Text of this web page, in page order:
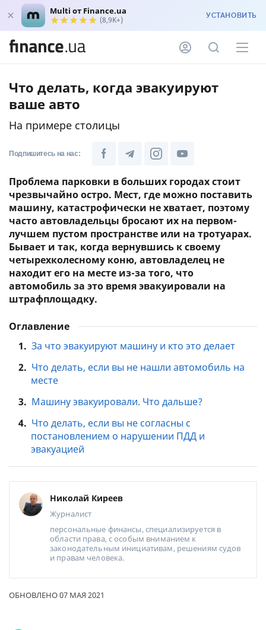
Multi от Finance.ua
(8,9K+) УСТАНОВИТЬ
Что делать, когда эвакуируют
ваше авто
На примере столицы
Подпишитесь на нас:
Проблема парковки в больших городах стоит
чрезвычайно остро. Мест, где можно поставить
машину, катастрофически не хватает, поэтому
часто автовладельцы бросают их на первом-
лучшем пустом пространстве или на тротуарах.
Бывает и так, когда вернувшись к своему
четырехколесному коню, автовладелец не
находит его на месте из-за того, что
автомобиль за это время эвакуировали на
штрафплощадку.
Оглавление
1. За что эвакуируют машину и кто это делает
2. Что делать, если вы не нашли автомобиль на
месте
3. Машину эвакуировали. Что дальше?
4. Что делать, если вы не согласны с
постановлением о нарушении ПДД и
эвакуацией
Николай Киреев
Журналист
персональные финансы, специализируется в
области права, с особым вниманием к
законодательным инициативам, решениям судов
и правам человека.
ОБНОВЛЕНО 07 МАЯ 2021